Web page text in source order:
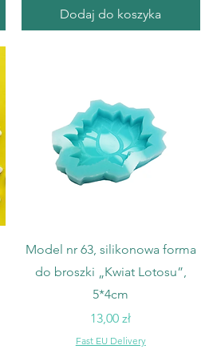
Dodaj do koszyka
Podgląd
Model nr 63, silikonowa forma
do broszki „Kwiat Lotosu”,
5*4cm
Cena
13,00 zł
Fast EU Delivery